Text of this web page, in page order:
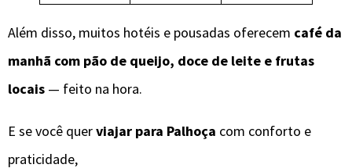
Além disso, muitos hotéis e pousadas oferecem café da
manhã com pão de queijo, doce de leite e frutas
locais — feito na hora.
E se você querviajar para Palhoça com conforto e
praticidade,